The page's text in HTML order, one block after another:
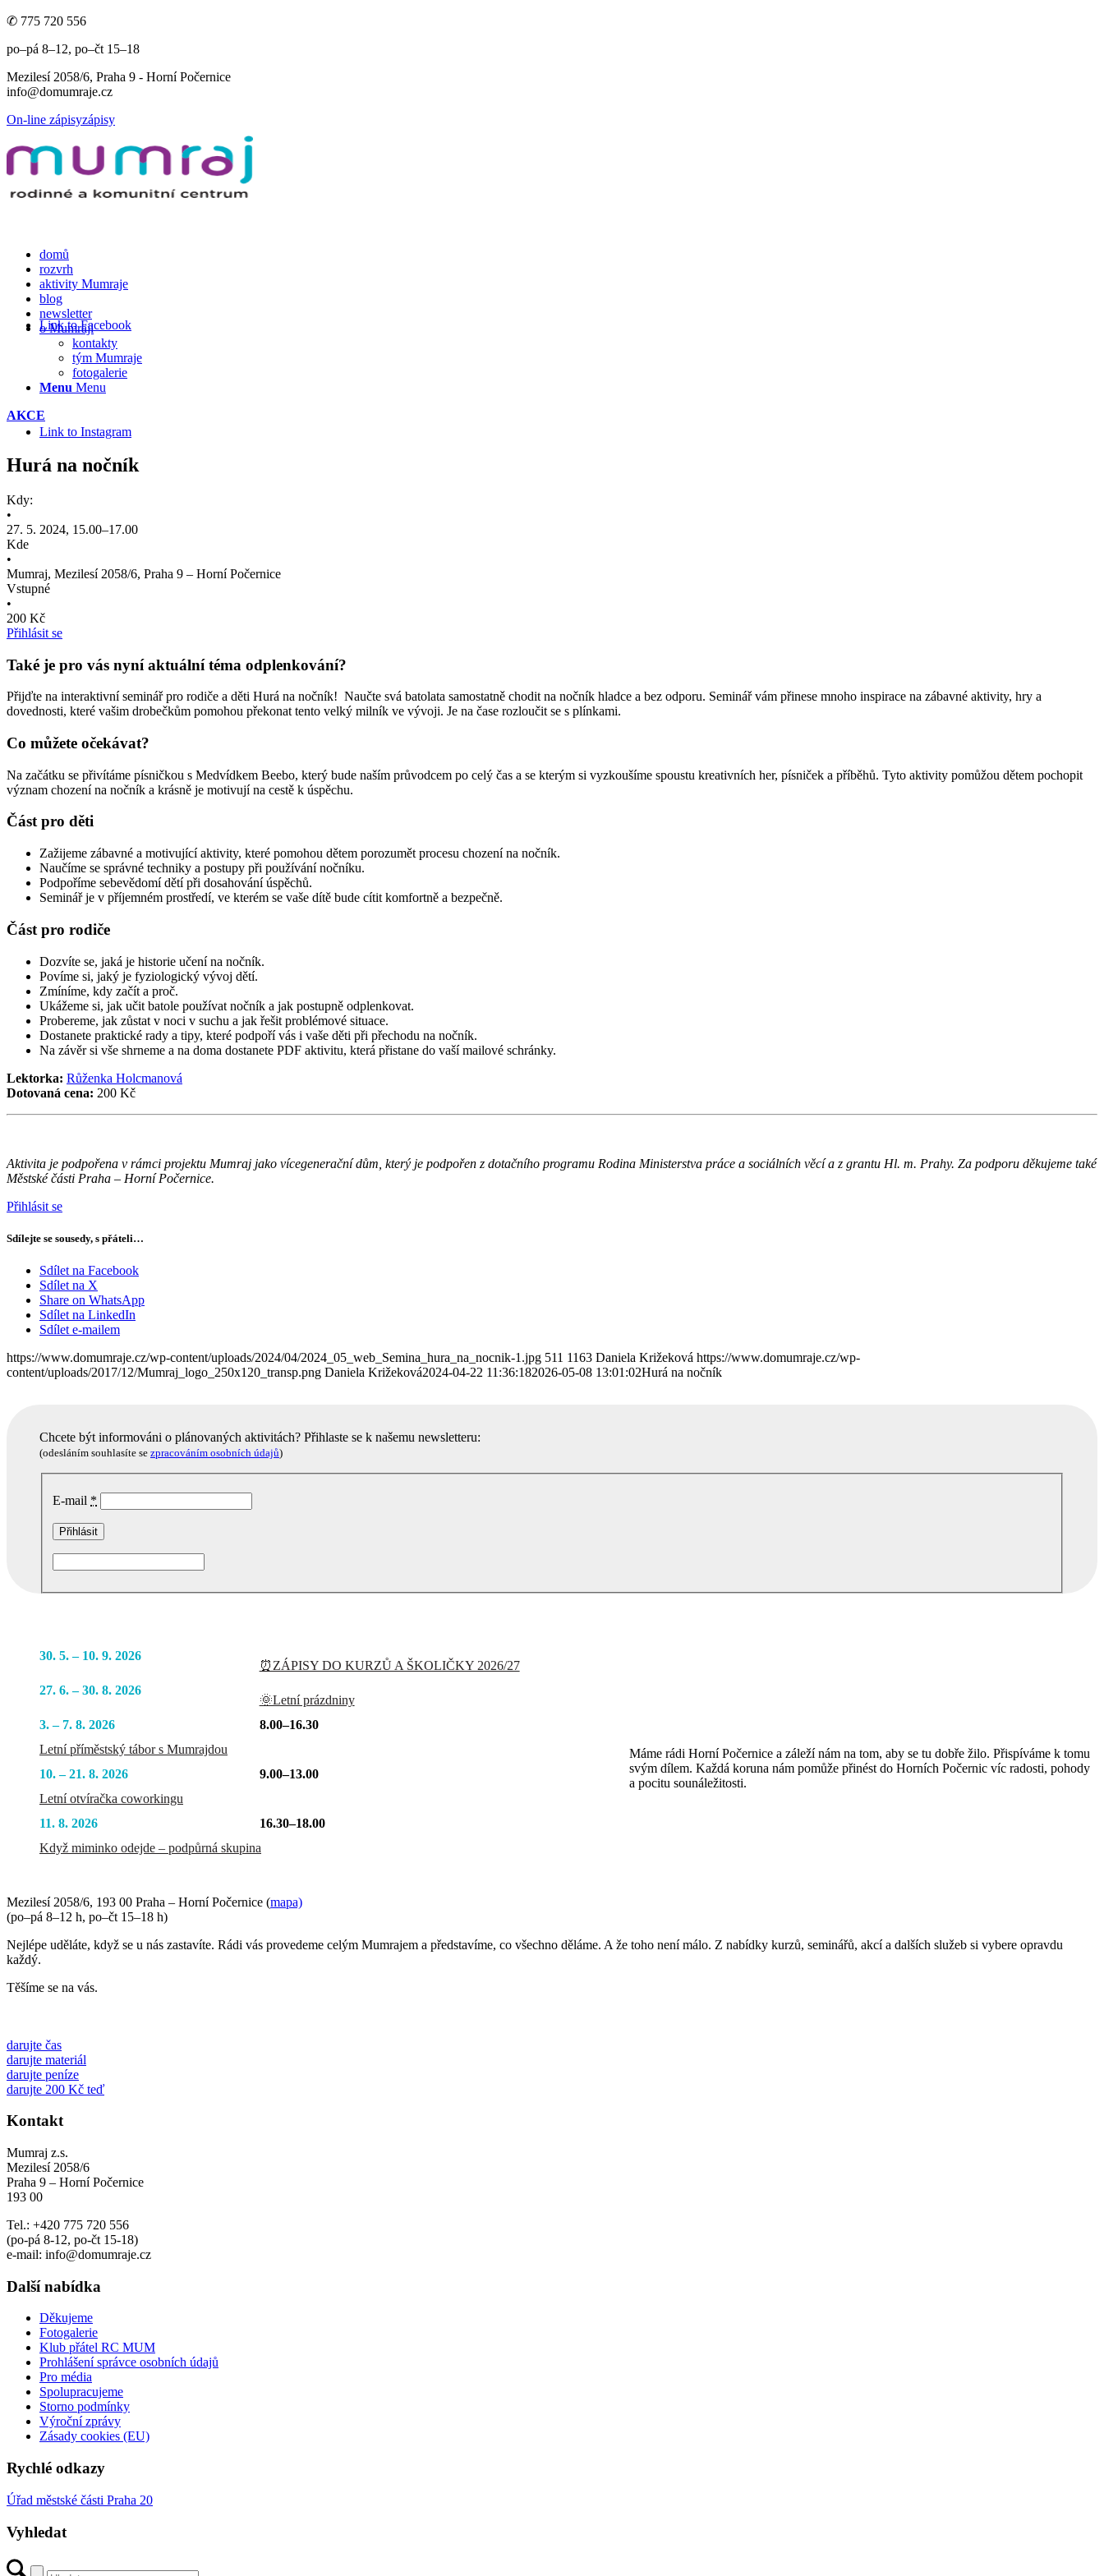
✆ 775 720 556
po–pá 8–12, po–čt 15–18
Mezilesí 2058/6, Praha 9 - Horní Počernice
info@domumraje.cz
On-line zápisyzápisy
Link to Facebook
Link to Instagram
domů
rozvrh
aktivity Mumraje
blog
newsletter
o Mumraji
kontakty
tým Mumraje
fotogalerie
Menu Menu
AKCE
Hurá na nočník
Kdy:
•
27. 5. 2024, 15.00–17.00
Kde
•
Mumraj, Mezilesí 2058/6, Praha 9 – Horní Počernice
Vstupné
•
200 Kč
Přihlásit se
Také je pro vás nyní aktuální téma odplenkování?
Přijďte na interaktivní seminář pro rodiče a děti Hurá na nočník! Naučte svá batolata samostatně chodit na nočník hladce a bez odporu. Seminář vám přinese mnoho inspirace na zábavné aktivity, hry a
dovednosti, které vašim drobečkům pomohou překonat tento velký milník ve vývoji. Je na čase rozloučit se s plínkami.
Co můžete očekávat?
Na začátku se přivítáme písničkou s Medvídkem Beebo, který bude naším průvodcem po celý čas a se kterým si vyzkoušíme spoustu kreativních her, písniček a příběhů. Tyto aktivity pomůžou dětem pochopit
význam chození na nočník a krásně je motivují na cestě k úspěchu.
Část pro děti
Zažijeme zábavné a motivující aktivity, které pomohou dětem porozumět procesu chození na nočník.
Naučíme se správné techniky a postupy při používání nočníku.
Podpoříme sebevědomí dětí při dosahování úspěchů.
Seminář je v příjemném prostředí, ve kterém se vaše dítě bude cítit komfortně a bezpečně.
Část pro rodiče
Dozvíte se, jaká je historie učení na nočník.
Povíme si, jaký je fyziologický vývoj dětí.
Zmíníme, kdy začít a proč.
Ukážeme si, jak učit batole používat nočník a jak postupně odplenkovat.
Probereme, jak zůstat v noci v suchu a jak řešit problémové situace.
Dostanete praktické rady a tipy, které podpoří vás i vaše děti při přechodu na nočník.
Na závěr si vše shrneme a na doma dostanete PDF aktivitu, která přistane do vaší mailové schránky.
Lektorka: Růženka Holcmanová
Dotovaná cena: 200 Kč
Aktivita je podpořena v rámci projektu Mumraj jako vícegenerační dům, který je podpořen z dotačního programu Rodina Ministerstva práce a sociálních věcí a z grantu Hl. m. Prahy. Za podporu děkujeme také
Městské části Praha – Horní Počernice.
Přihlásit se
Sdílejte se sousedy, s přáteli…
Sdílet na Facebook
Sdílet na X
Share on WhatsApp
Sdílet na LinkedIn
Sdílet e-mailem
https://www.domumraje.cz/wp-content/uploads/2024/04/2024_05_web_Semina_hura_na_nocnik-1.jpg 511 1163 Daniela Križeková https://www.domumraje.cz/wp-
content/uploads/2017/12/Mumraj_logo_250x120_transp.png Daniela Križeková2024-04-22 11:36:182026-05-08 13:01:02Hurá na nočník
Chcete být informováni o plánovaných aktivitách? Přihlaste se k našemu newsletteru:
(odesláním souhlasíte se zpracováním osobních údajů)
E-mail *
30. 5. – 10. 9. 2026
⏰ZÁPISY DO KURZŮ A ŠKOLIČKY 2026/27
27. 6. – 30. 8. 2026
🌞Letní prázdniny
3. – 7. 8. 2026
8.00–16.30
Letní příměstský tábor s Mumrajdou
10. – 21. 8. 2026
9.00–13.00
Letní otvíračka coworkingu
11. 8. 2026
16.30–18.00
Když miminko odejde – podpůrná skupina
Máme rádi Horní Počernice a záleží nám na tom, aby se tu dobře žilo. Přispíváme k tomu
svým dílem. Každá koruna nám pomůže přinést do Horních Počernic víc radosti, pohody
a pocitu sounáležitosti.
Mezilesí 2058/6, 193 00 Praha – Horní Počernice (mapa)
(po–pá 8–12 h, po–čt 15–18 h)
Nejlépe uděláte, když se u nás zastavíte. Rádi vás provedeme celým Mumrajem a představíme, co všechno děláme. A že toho není málo. Z nabídky kurzů, seminářů, akcí a dalších služeb si vybere opravdu
každý.
Těšíme se na vás.
darujte čas
darujte materiál
darujte peníze
darujte 200 Kč teď
Kontakt
Mumraj z.s.
Mezilesí 2058/6
Praha 9 – Horní Počernice
193 00
Tel.: +420 775 720 556
(po-pá 8-12, po-čt 15-18)
e-mail: info@domumraje.cz
Další nabídka
Děkujeme
Fotogalerie
Klub přátel RC MUM
Prohlášení správce osobních údajů
Pro média
Spolupracujeme
Storno podmínky
Výroční zprávy
Zásady cookies (EU)
Rychlé odkazy
Úřad městské části Praha 20
Vyhledat